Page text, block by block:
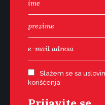
Slažem se sa
korišćenja